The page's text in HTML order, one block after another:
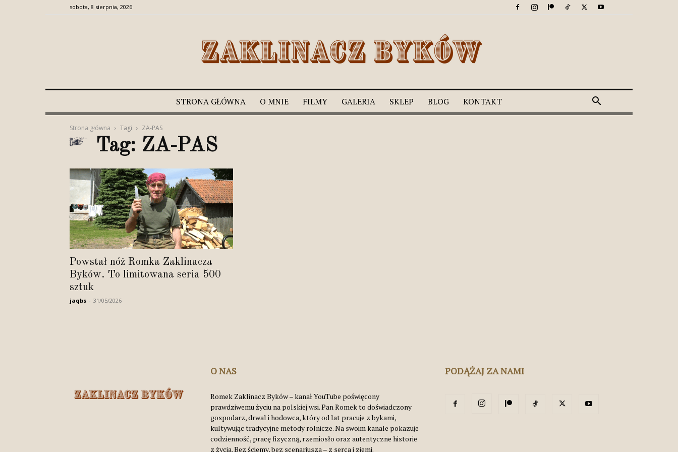
sobota, 8 sierpnia, 2026
STRONA GŁÓWNA O MNIE FILMY GALERIA SKLEP BLOG KONTAKT
Strona główna Tagi ZA-PAS
Tag: ZA-PAS
Powstał nóż Romka Zaklinacza
Byków. To limitowana seria 500
sztuk
jaqbs 31/05/2026
O NAS
Romek Zaklinacz Byków – kanał YouTube poświęcony
prawdziwemu życiu na polskiej wsi. Pan Romek to doświadczony
gospodarz, drwal i hodowca, który od lat pracuje z bykami,
kultywując tradycyjne metody rolnicze. Na swoim kanale pokazuje
codzienność, pracę fizyczną, rzemiosło oraz autentyczne historie
z życia. Bez ściemy, bez scenariusza – z serca i ziemi.
PODĄŻAJ ZA NAMI